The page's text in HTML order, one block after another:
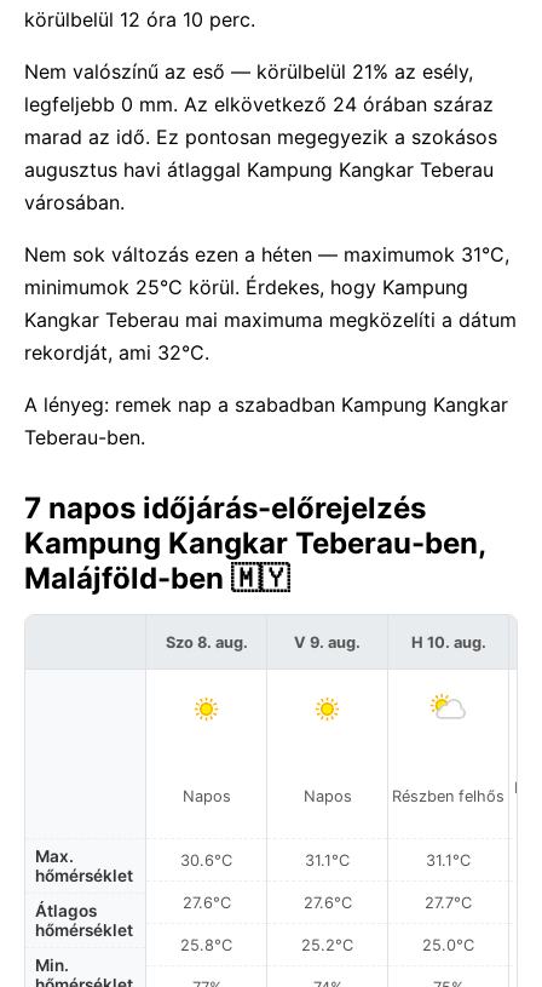
körülbelül 12 óra 10 perc.
Nem valószínű az eső — körülbelül 21% az esély,
legfeljebb 0 mm. Az elkövetkező 24 órában száraz
marad az idő. Ez pontosan megegyezik a szokásos
augusztus havi átlaggal Kampung Kangkar Teberau
városában.
Nem sok változás ezen a héten — maximumok 31°C,
minimumok 25°C körül. Érdekes, hogy Kampung
Kangkar Teberau mai maximuma megközelíti a dátum
rekordját, ami 32°C.
A lényeg: remek nap a szabadban Kampung Kangkar
Teberau-ben.
7 napos időjárás-előrejelzés
Kampung Kangkar Teberau-ben,
Malájföld-ben 🇲🇾
Max.
hőmérséklet
Átlagos
hőmérséklet
Min.
Szo 8. aug.
Napos
30.6°C
27.6°C
25.8°C
V 9. aug.
Napos
31.1°C
27.6°C
25.2°C
H 10. aug.
Részben felhős
31.1°C
27.7°C
25.0°C